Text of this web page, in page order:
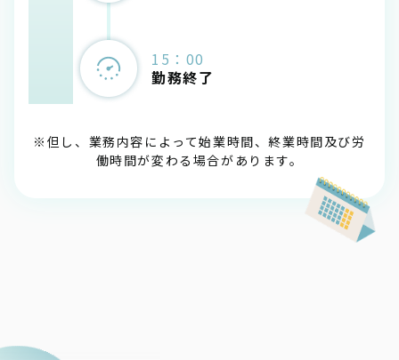
15：00
勤務終了
※但し、業務内容によって始業時間、終業時間及び労
働時間が変わる場合があります。